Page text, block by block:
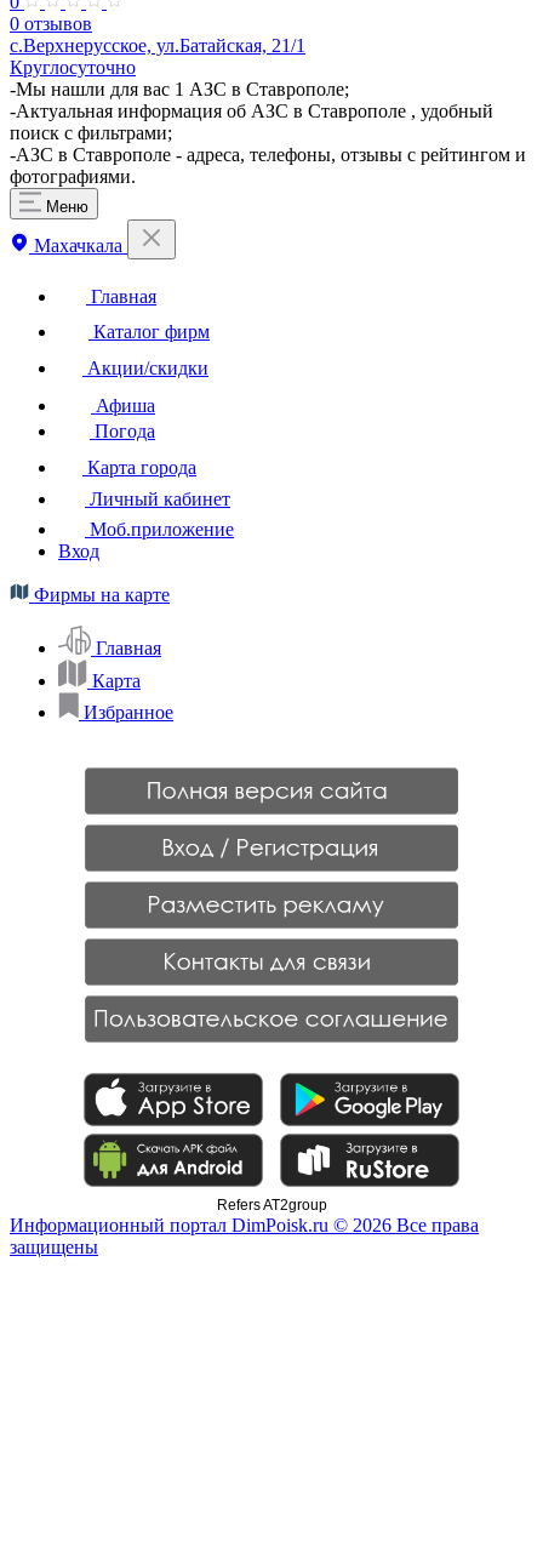
0 отзывов
с.Верхнерусское, ул.Батайская, 21/1
Круглосуточно
-Мы нашли для вас 1 АЗС в Ставрополе;
-Актуальная информация об АЗС в Ставрополе , удобный
поиск с фильтрами;
-АЗС в Ставрополе - адреса, телефоны, отзывы с рейтингом и
фотографиями.
Меню
Махачкала
Главная
Каталог фирм
Акции/скидки
Афиша
Погода
Карта города
Личный кабинет
Моб.приложение
Вход
Фирмы на карте
Главная
Карта
Избранное
Refers AT2group
Информационный портал DimPoisk.ru © 2026 Все права
защищены